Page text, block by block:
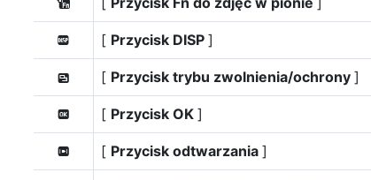
k
D [ Przycisk DISP ]
l [ Przycisk trybu zwolnienia/ochrony ]
p [ Przycisk OK ]
q [ Przycisk odtwarzania ]